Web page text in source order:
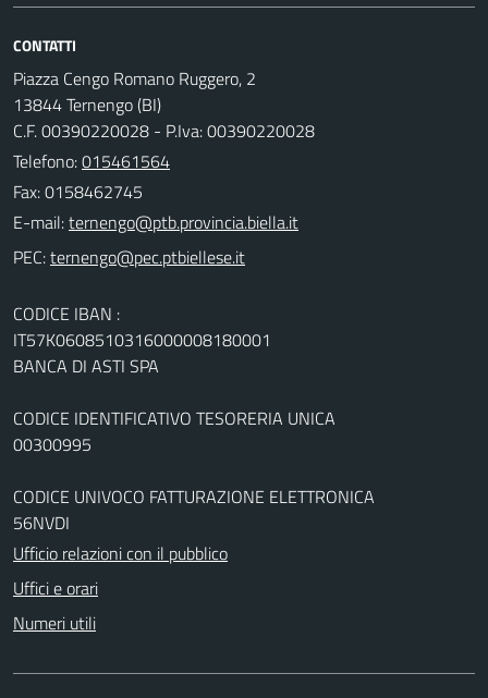
CONTATTI
Piazza Cengo Romano Ruggero, 2
13844 Ternengo (BI)
C.F. 00390220028 - P.Iva: 00390220028
Telefono:015461564
Fax: 0158462745
E-mail:
PEC:
CODICE IBAN :
IT57K0608510316000008180001
BANCA DI ASTI SPA
CODICE IDENTIFICATIVO TESORERIA UNICA
00300995
CODICE UNIVOCO FATTURAZIONE ELETTRONICA
56NVDI
Ufficio relazioni con il pubblico
Uffici e orari
Numeri utili